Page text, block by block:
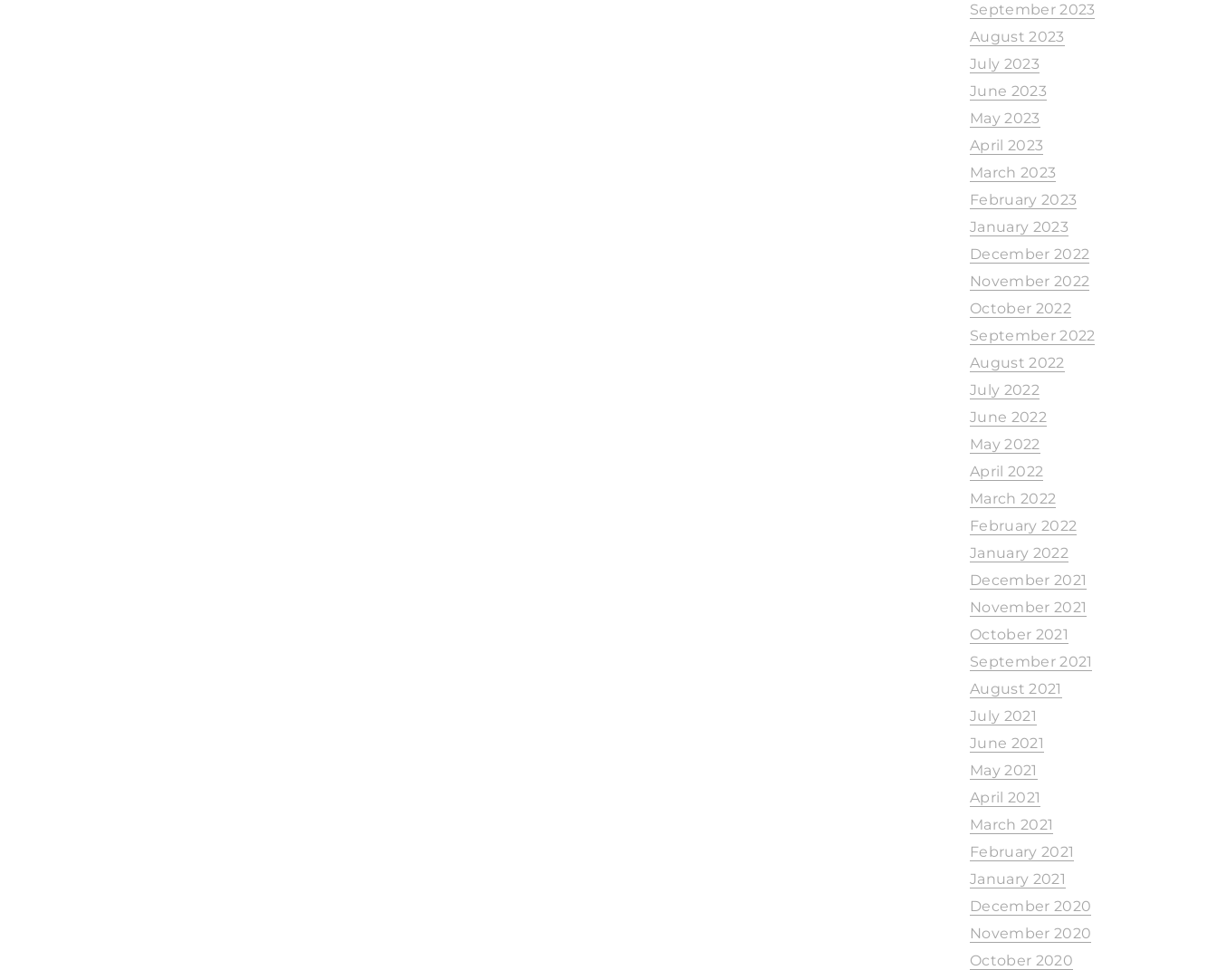
September 2023
August 2023
July 2023
June 2023
May 2023
April 2023
March 2023
February 2023
January 2023
December 2022
November 2022
October 2022
September 2022
August 2022
July 2022
June 2022
May 2022
April 2022
March 2022
February 2022
January 2022
December 2021
November 2021
October 2021
September 2021
August 2021
July 2021
June 2021
May 2021
April 2021
March 2021
February 2021
January 2021
December 2020
November 2020
October 2020